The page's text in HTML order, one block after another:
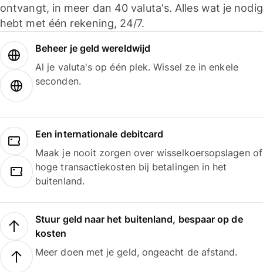
ontvangt, in meer dan 40 valuta's. Alles wat je nodig
hebt met één rekening, 24/7.
Beheer je geld wereldwijd
Al je valuta's op één plek. Wissel ze in enkele
seconden.
Een internationale debitcard
Maak je nooit zorgen over wisselkoersopslagen of
hoge transactiekosten bij betalingen in het
buitenland.
Stuur geld naar het buitenland, bespaar op de
kosten
Meer doen met je geld, ongeacht de afstand.